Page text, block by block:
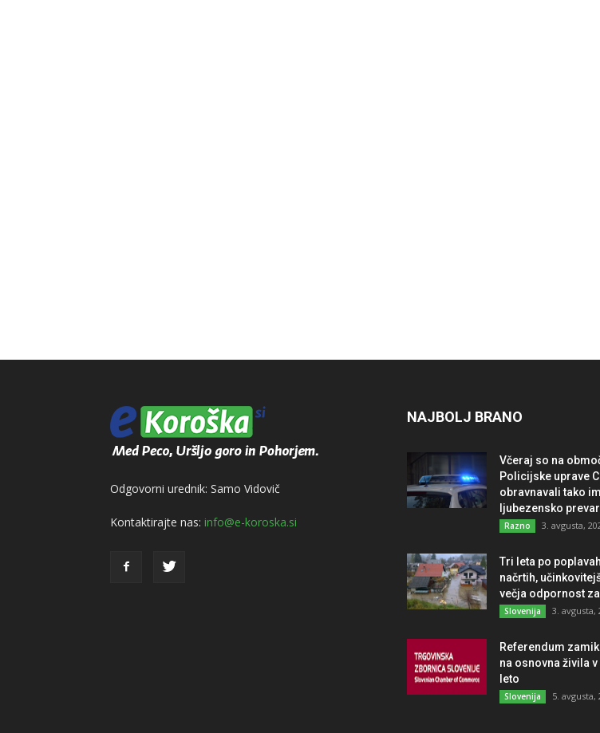
Odgovorni urednik: Samo Vidovič
Kontaktirajte nas: info@e-koroska.si
NAJBOLJ BRANO
Včeraj so na
Policijske uprave
obravnavali tako
ljubezensko
Razno 3. avgusta,
Tri leta po
načrtih,
večja odpornost
Slovenija 3. avgusta,
Referendum
na osnovna živila v
leto
Slovenija 5. avgusta,